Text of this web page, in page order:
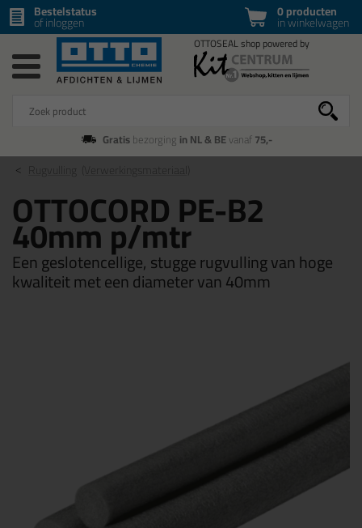
0 producten
in winkelwagen
Bestelstatus
of inloggen
Gratisbezorging in NL & BEvanaf75,-
(Verwerkingsmateriaal)
OTTOCORD PE-B2
40mm p/mtr
Een geslotencellige, stugge rugvulling van hoge
kwaliteit met een diameter van 40mm